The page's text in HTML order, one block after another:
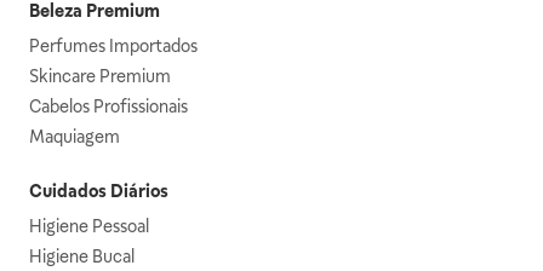
Beleza Premium
Perfumes Importados
Skincare Premium
Cabelos Profissionais
Maquiagem
Cuidados Diários
Higiene Pessoal
Higiene Bucal